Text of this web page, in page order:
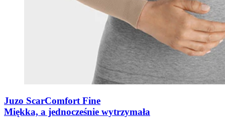
Juzo ScarComfort Fine
Miękka, a jednocześnie wytrzymała